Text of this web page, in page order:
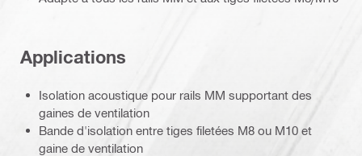
Applications
Isolation acoustique pour rails MM supportant des
gaines de ventilation
Bande d'isolation entre tiges filetées M8 ou M10 et
gaine de ventilation